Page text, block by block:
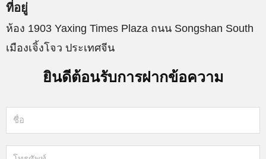
ที่อยู่
ห้อง 1903 Yaxing Times Plaza ถนน Songshan South
เมืองเจิ้งโจว ประเทศจีน
ยินดีต้อนรับการฝากข้อความ